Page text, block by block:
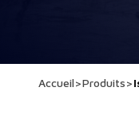
Accueil>Produits>